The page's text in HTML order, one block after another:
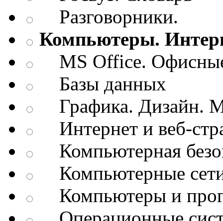
Разговорники.
Компьютеры.
MS Office.
Базы данных
Графика. Дизайн.
Интернет и веб-
Компьютерная
Компьютерные
Компьютеры и